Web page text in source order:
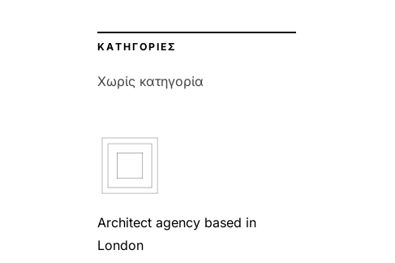
KΑΤΗΓΟΡΊΕΣ
Χωρίς κατηγορία
Architect agency based in
London